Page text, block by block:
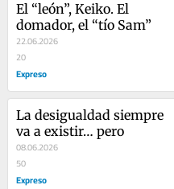
El “león”, Keiko. El
domador, el “tío Sam”
22.06.2026
20
Expreso
La desigualdad siempre
va a existir… pero
08.06.2026
50
Expreso